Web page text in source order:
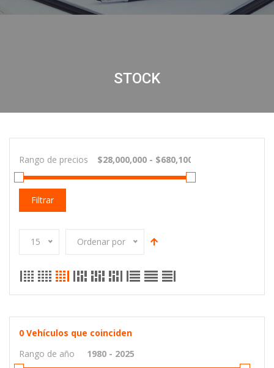
STOCK
Rango de precios
Filtrar
15 Ordenar por
0 Vehículos que coinciden
Rango de año